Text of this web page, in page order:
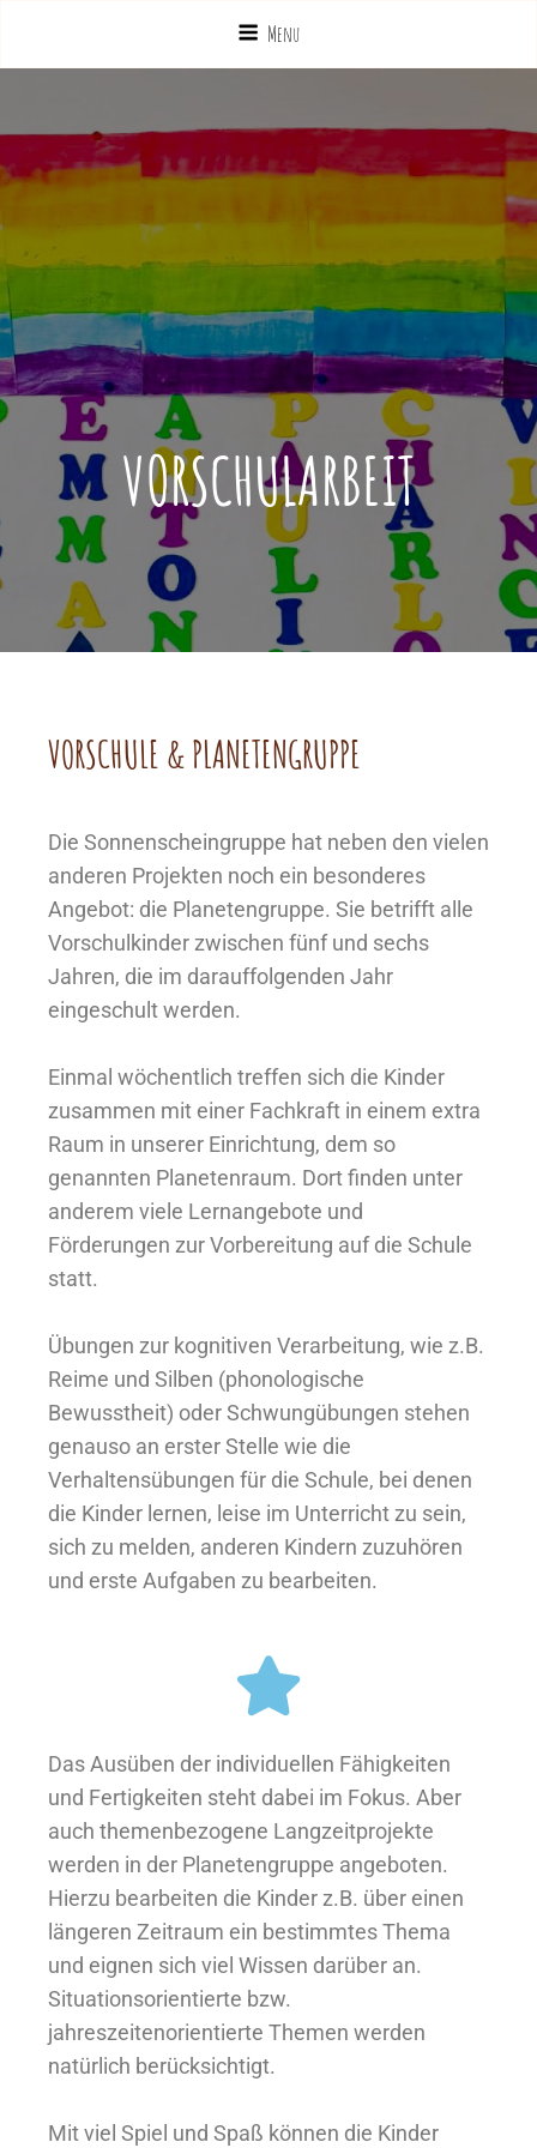
Menu
VORSCHULARBEIT
VORSCHULE & PLANETENGRUPPE
Die Sonnenscheingruppe hat neben den vielen
anderen Projekten noch ein besonderes
Angebot: die Planetengruppe. Sie betrifft alle
Vorschulkinder zwischen fünf und sechs
Jahren, die im darauffolgenden Jahr
eingeschult werden.
Einmal wöchentlich treffen sich die Kinder
zusammen mit einer Fachkraft in einem extra
Raum in unserer Einrichtung, dem so
genannten Planetenraum. Dort finden unter
anderem viele Lernangebote und
Förderungen zur Vorbereitung auf die Schule
statt.
Übungen zur kognitiven Verarbeitung, wie z.B.
Reime und Silben (phonologische
Bewusstheit) oder Schwungübungen stehen
genauso an erster Stelle wie die
Verhaltensübungen für die Schule, bei denen
die Kinder lernen, leise im Unterricht zu sein,
sich zu melden, anderen Kindern zuzuhören
und erste Aufgaben zu bearbeiten.
Das Ausüben der individuellen Fähigkeiten
und Fertigkeiten steht dabei im Fokus. Aber
auch themenbezogene Langzeitprojekte
werden in der Planetengruppe angeboten.
Hierzu bearbeiten die Kinder z.B. über einen
längeren Zeitraum ein bestimmtes Thema
und eignen sich viel Wissen darüber an.
Situationsorientierte bzw.
jahreszeitenorientierte Themen werden
natürlich berücksichtigt.
Mit viel Spiel und Spaß können die Kinder